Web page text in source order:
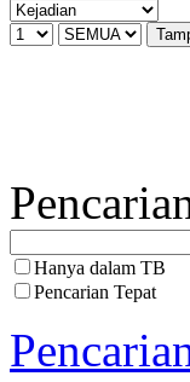
Hanya dalam TB
Pencarian Tepat